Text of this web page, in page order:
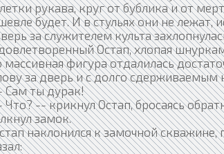
рукава, круг от бублика и от
будет. И в стульях они не лежат,
за служителем культа
Остап, хлопая
массивная фигура отдалилась
за дверь и с долго сдерживаемым
ты дурак!
-- крикнул Остап, бросаясь
замок.
наклонился к замочной скважине,